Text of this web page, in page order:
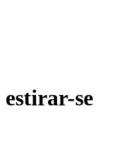
estirar-se